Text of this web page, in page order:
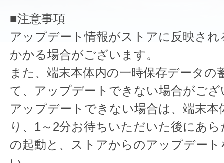
■注意事項
アップデート情報がストアに反映さ
かかる場合がございます。
また、端末本体内の一時保存データの
て、アップデートできない場合がご
アップデートできない場合は、端末本
り、1～2分お待ちいただいた後にあ
の起動と、ストアからのアップデー